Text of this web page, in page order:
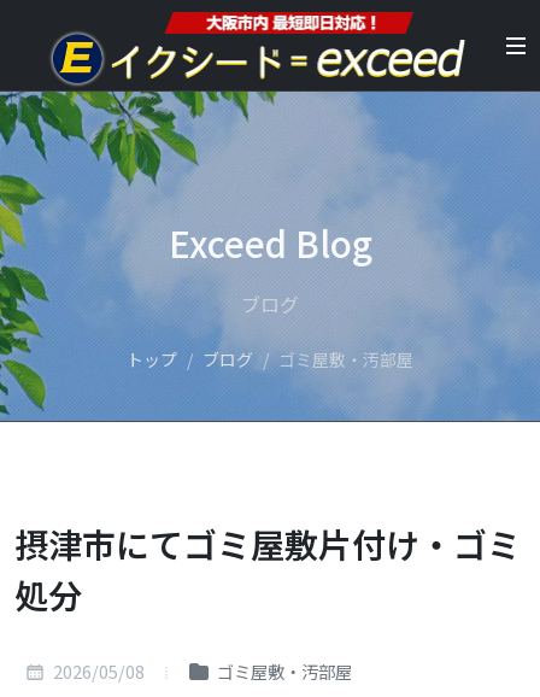
Exceed Blog
ブログ
トップ ブログ ゴミ屋敷・汚部屋
摂津市にてゴミ屋敷片付け・ゴミ
処分
2026/05/08 ゴミ屋敷・汚部屋